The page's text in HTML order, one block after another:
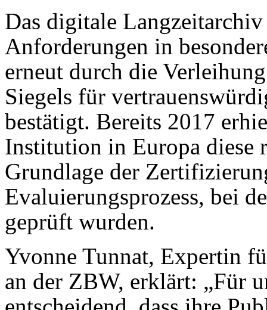
Das digitale
Anforderungen in
erneut durch die
Siegels für
bestätigt. Bereits 2017
Institution in Europa diese
Grundlage der
Evaluierungsprozess, bei
geprüft wurden.
Yvonne Tunnat, Expertin
an der ZBW, erklärt: „Für